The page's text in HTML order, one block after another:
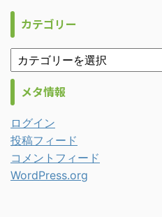
カテゴリー
メタ情報
ログイン
投稿フィード
コメントフィード
WordPress.org